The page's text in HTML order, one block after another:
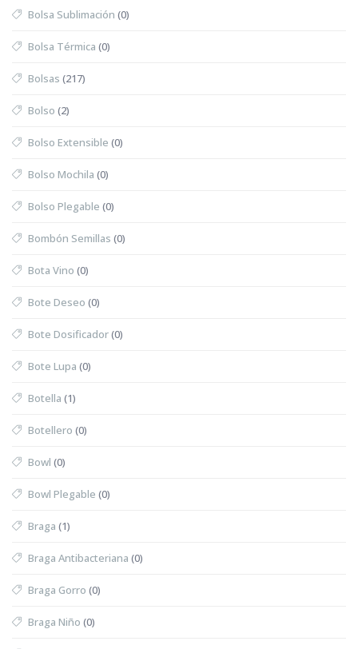
Bolsa Sublimación (0)
Bolsa Térmica (0)
Bolsas (217)
Bolso (2)
Bolso Extensible (0)
Bolso Mochila (0)
Bolso Plegable (0)
Bombón Semillas (0)
Bota Vino (0)
Bote Deseo (0)
Bote Dosificador(0)
Bote Lupa (0)
Botella (1)
Botellero (0)
Bowl (0)
Bowl Plegable (0)
Braga (1)
Braga Antibacteriana (0)
Braga Gorro (0)
Braga Niño (0)